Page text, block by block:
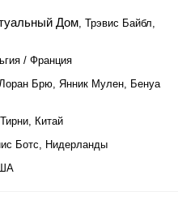
Дом, Трэвис Байбл,
/ Франция
Брю, Янник Мулен, Бенуа
Китай
Ботс, Нидерланды